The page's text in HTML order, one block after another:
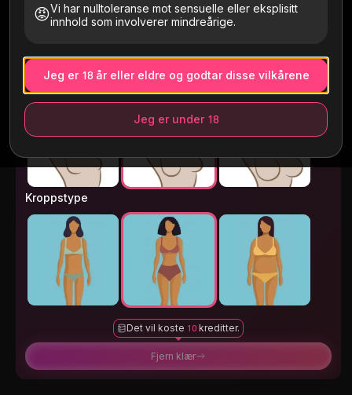
😡Vi har nulltoleranse mot sensuelle eller eksplisitt
innhold som involverer mindreårige.
Jeg er 18 år eller eldre og godtar disse vilkårene
Jeg er under 18
uttrykkelig samtykke. Må være 18+. Slettet innen 24
timer.
Bryststørrelse
Kroppstype
Fjern klær
Det vil koste 10 kreditter.